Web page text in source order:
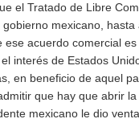
el Tratado de Libre
gobierno mexicano,
ese acuerdo comercial
interés de Estados
en beneficio de aquel
que hay que abrir
mexicano le dio